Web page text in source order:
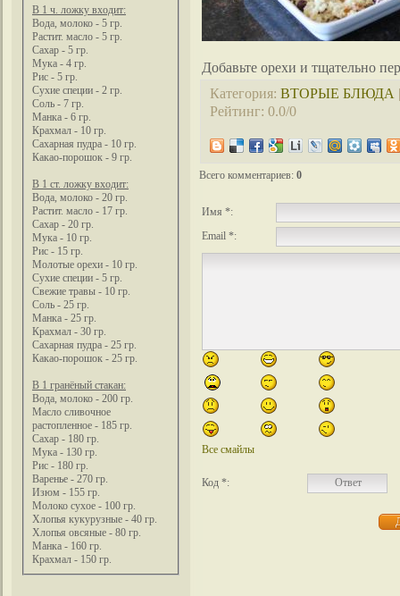
В 1 ч. ложку входит:
Вода, молоко - 5 гр.
Растит. масло - 5 гр.
Сахар - 5 гр.
Мука - 4 гр.
Рис - 5 гр.
Сухие специи - 2 гр.
Соль - 7 гр.
Манка - 6 гр.
Крахмал - 10 гр.
Сахарная пудра - 10 гр.
Какао-порошок - 9 гр.
В 1 ст. ложку входит:
Вода, молоко - 20 гр.
Растит. масло - 17 гр.
Сахар - 20 гр.
Мука - 10 гр.
Рис - 15 гр.
Молотые орехи - 10 гр.
Сухие специи - 5 гр.
Свежие травы - 10 гр.
Соль - 25 гр.
Манка - 25 гр.
Крахмал - 30 гр.
Сахарная пудра - 25 гр.
Какао-порошок - 25 гр.
В 1 гранёный стакан:
Вода, молоко - 200 гр.
Масло сливочное
растопленное - 185 гр.
Сахар - 180 гр.
Мука - 130 гр.
Рис - 180 гр.
Варенье - 270 гр.
Изюм - 155 гр.
Молоко сухое - 100 гр.
Хлопья кукурузные - 40 гр.
Хлопья овсяные - 80 гр.
Манка - 160 гр.
Крахмал - 150 гр.
Добавьте орехи и тщательно
Категория: ВТОРЫЕ БЛЮДА
Рейтинг: 0.0/0
Всего комментариев: 0
Имя *:
Email *:
Все смайлы
Код *: